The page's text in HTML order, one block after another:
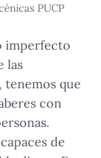
PUCP
imperfecto
las
tenemos que
con
de